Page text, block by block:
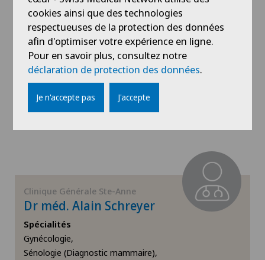
Hernie discale cervicale
Hernie discale lombaire
Hernies (hernies inguinales)
Médecine de famille
Médecine du sport
Clinique Générale Ste-Anne
Dr méd. Lukasz Schmalz
Spécialités
Voir profil
Clinique Générale Ste-Anne
Dr méd. Alain Schreyer
Spécialités
Gynécologie,
Sénologie (Diagnostic mammaire),
cookies ainsi que des technologies
respectueuses de la protection des données
afin d'optimiser votre expérience en ligne.
Pour en savoir plus, consultez notre
déclaration de protection des données.
Je n'accepte pas J'accepte